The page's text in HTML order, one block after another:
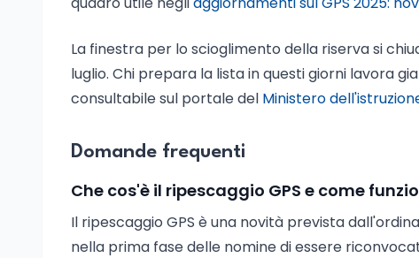
La finestra per lo scioglimento della riserva si
luglio. Chi prepara la lista in questi giorni lavora
consultabile sul portale del Ministero
Domande frequenti
Che cos'è il ripescaggio GPS e come
Il ripescaggio GPS è una novità prevista
nella prima fase delle nomine di essere